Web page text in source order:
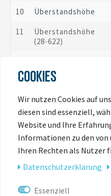
10 Überstandshöhe
11
Überstandshöhe
(28-622)
13 Stack
14 Gabellänge
15 Trail
Größentabelle
COOKIES
Wir nutzen Cookies auf
diesen sind essenziell,
Website und Ihre
Informationen zu den von
Ihren Rechten als Nutzer
Daten­schutz­erklärung
Essenziell